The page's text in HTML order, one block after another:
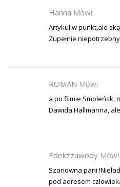
Hanna Mówi
Artykuł w punkt,ale
Zupełnie
ROMAN Mówi
a po filmie Smoleńsk,
Dawida Hallmanna,
Edekzzawody Mówi
Szanowna pani
pod adresem